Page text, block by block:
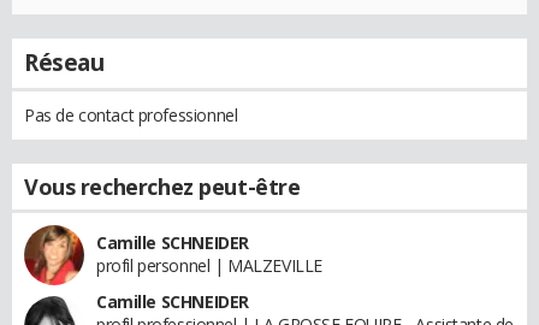
Réseau
Pas de contact professionnel
Vous recherchez peut-être
Camille SCHNEIDER
profil personnel | MALZEVILLE
Camille SCHNEIDER